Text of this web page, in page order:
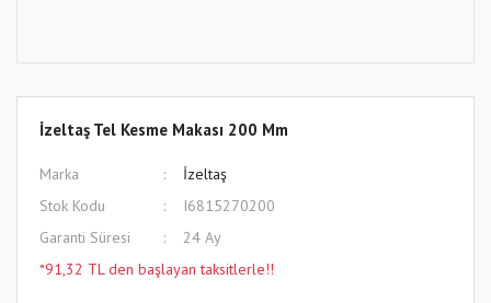
İzeltaş Tel Kesme Makası 200 Mm
Marka
İzeltaş
Stok Kodu
I6815270200
Garanti Süresi
24 Ay
*91,32 TL den başlayan taksitlerle!!